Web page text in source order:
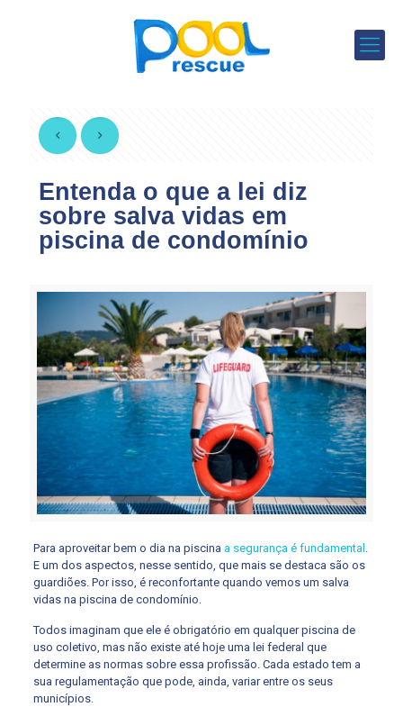
Entenda o que a lei diz
sobre salva vidas em
piscina de condomínio
Para aproveitar bem o dia na piscina a segurança é fundamental .
E um dos aspectos, nesse sentido, que mais se destaca são os
guardiões. Por isso, é reconfortante quando vemos um salva
vidas na piscina de condomínio.
Todos imaginam que ele é obrigatório em qualquer piscina de
uso coletivo, mas não existe até hoje uma lei federal que
determine as normas sobre essa profissão. Cada estado tem a
sua regulamentação que pode, ainda, variar entre os seus
municípios.